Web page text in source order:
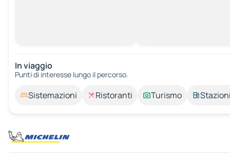
In viaggio
Punti di interesse lungo il percorso.
Sistemazioni Ristoranti Turismo